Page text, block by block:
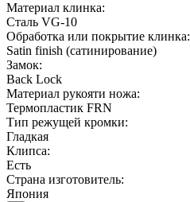
Материал клинка:
Сталь VG-10
Обработка или покрытие клинка:
Satin finish (cатинирование)
Замок:
Back Lock
Материал рукояти ножа:
Термопластик FRN
Тип режущей кромки:
Гладкая
Клипса:
Есть
Страна изготовитель:
Япония